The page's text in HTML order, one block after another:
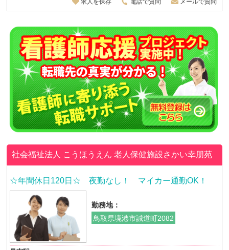
求人を保存 電話で質問 メールで質問
社会福祉法人 こうほうえん老人保健施設さかい幸朋苑
☆年間休日120日☆ 夜勤なし！ マイカー通勤OK！
勤務地：
鳥取県境港市誠道町2082